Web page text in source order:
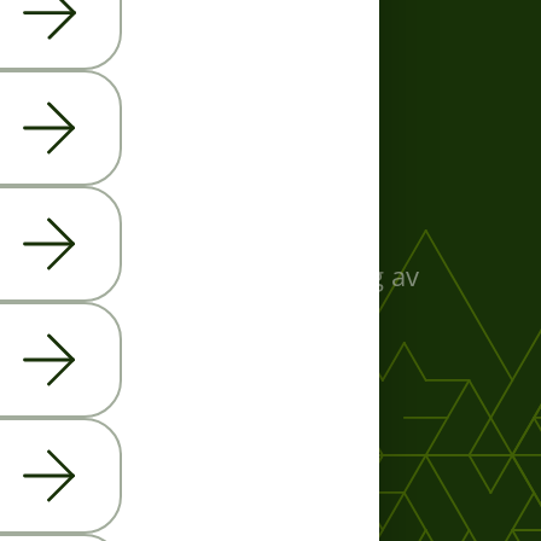
Juridisk
Användarvillkor
Integritetspolicy
Inställningar för cookies
Instruktioner för borttagning av
WhatsApp-data